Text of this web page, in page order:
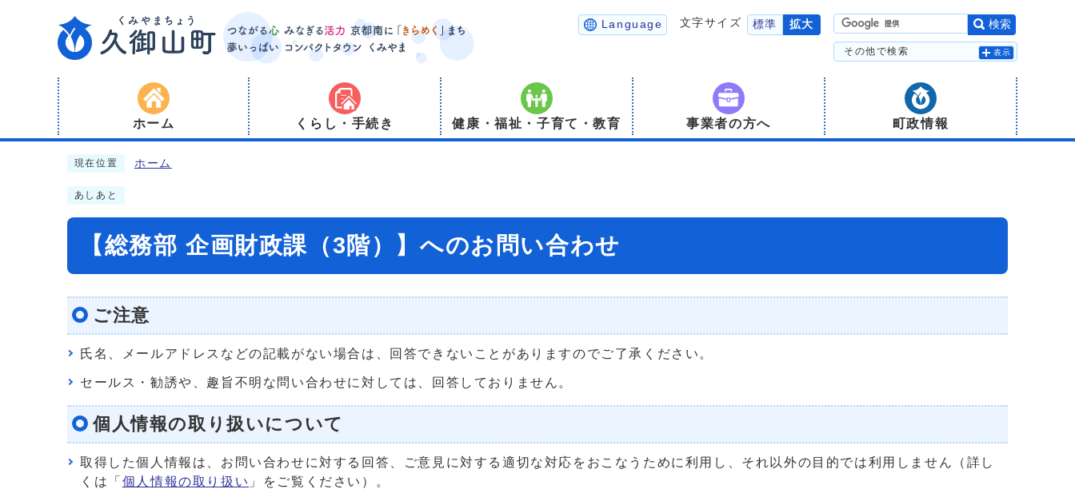
Language 文字サイズ 標準 拡大 検索
その他で検索 表示
ホーム くらし・手続き 健康・福祉・子育て・教育 事業者の方へ 町政情報
現在位置 ホーム
あしあと
【総務部 企画財政課（3階）】へのお問い合わせ
ご注意
氏名、メールアドレスなどの記載がない場合は、回答できないことがありますのでご了承ください。
セールス・勧誘や、趣旨不明な問い合わせに対しては、回答しておりません。
個人情報の取り扱いについて
取得した個人情報は、お問い合わせに対する回答、ご意見に対する適切な対応をおこなうために利用し、それ以外の目的では利用しません（詳し
くは「 個人情報の取り扱い 」をご覧ください）。